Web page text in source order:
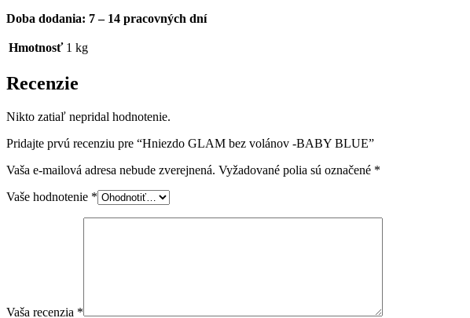
Doba dodania: 7 – 14 pracovných dní
Hmotnosť 1 kg
Recenzie
Nikto zatiaľ nepridal hodnotenie.
Pridajte prvú recenziu pre “Hniezdo GLAM bez volánov -BABY BLUE”
Vaša e-mailová adresa nebude zverejnená. Vyžadované polia sú označené *
Vaše hodnotenie *
Vaša recenzia *